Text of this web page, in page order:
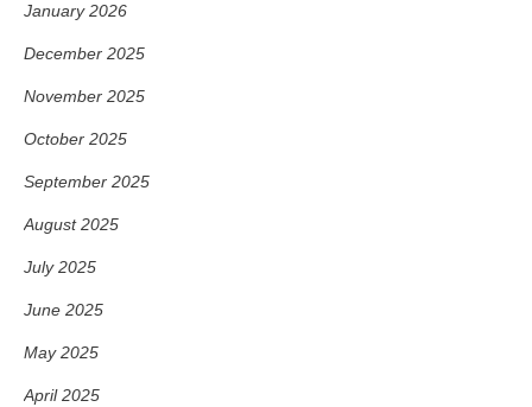
January 2026
December 2025
November 2025
October 2025
September 2025
August 2025
July 2025
June 2025
May 2025
April 2025